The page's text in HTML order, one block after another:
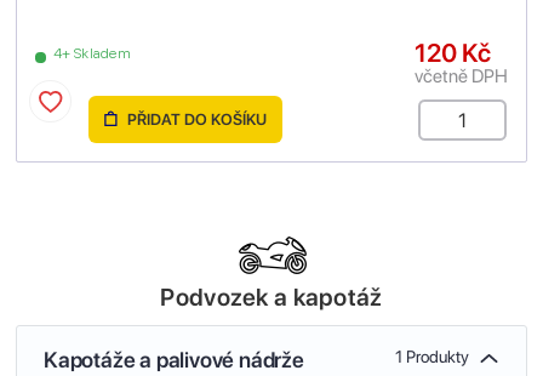
4+ Skladem 120 Kč
včetně DPH
PŘIDAT DO KOŠÍKU
Podvozek a kapotáž
Kapotáže a palivové nádrže 1 Produkty